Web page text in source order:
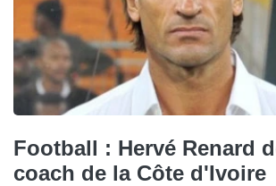
Football : Hervé Renard
coach de la Côte d'Ivoire